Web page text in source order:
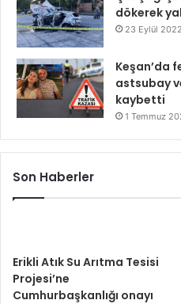
dökerek
23 Eylül 2022
Keşan’da
astsubay
kaybetti
1 Temmuz
Son Haberler
Erikli Atık Su Arıtma Tesisi
Projesi’ne
Cumhurbaşkanlığı onayı